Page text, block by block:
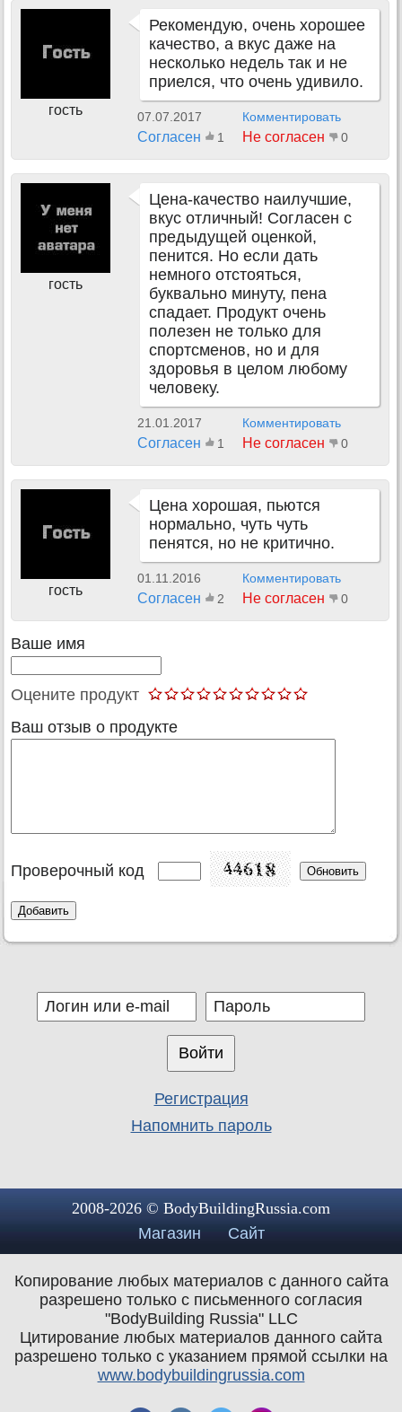
гость
Рекомендую, очень хорошее
качество, а вкус даже на
несколько недель так и не
приелся, что очень удивило.
07.07.2017 Комментировать
Согласен 1 Не согласен 0
гость
Цена-качество наилучшие,
вкус отличный! Согласен с
предыдущей оценкой,
пенится. Но если дать
немного отстояться,
буквально минуту, пена
спадает. Продукт очень
полезен не только для
спортсменов, но и для
здоровья в целом любому
человеку.
21.01.2017 Комментировать
Согласен 1 Не согласен 0
гость
Цена хорошая, пьются
нормально, чуть чуть
пенятся, но не критично.
01.11.2016 Комментировать
Согласен 2 Не согласен 0
Ваше имя
Оцените продукт
Ваш отзыв о продукте
Проверочный код
Регистрация
Напомнить пароль
2008-2026 © BodyBuildingRussia.com
Магазин
Сайт
Копирование любых материалов с данного сайта
разрешено только с письменного согласия
"BodyBuilding Russia" LLC
Цитирование любых материалов данного сайта
разрешено только с указанием прямой ссылки на
www.bodybuildingrussia.com